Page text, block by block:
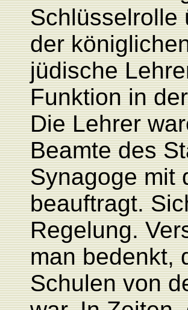
Schlüsselrolle
der
jüdische
Funktion in
Die Lehrer
Beamte des
Synagoge mit
beauftragt.
Regelung.
man bedenkt,
Schulen von